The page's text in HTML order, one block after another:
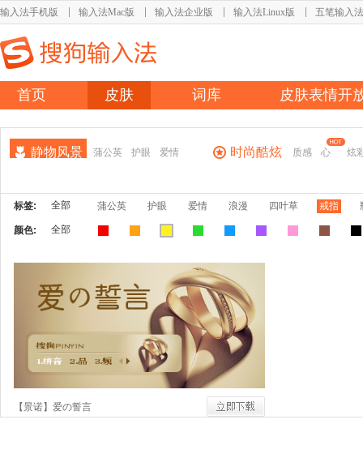
输入法手机版 输入法Mac版 输入法企业版 输入法Linux版 五笔输入法
首页 皮肤 词库 皮肤表情开
静物风景 蒲公英 护眼 爱情 时尚酷炫 质感 心 炫
标签: 全部 蒲公英 护眼 爱情 浪漫 四叶草 戒指
颜色: 全部
【景诺】爱の誓言